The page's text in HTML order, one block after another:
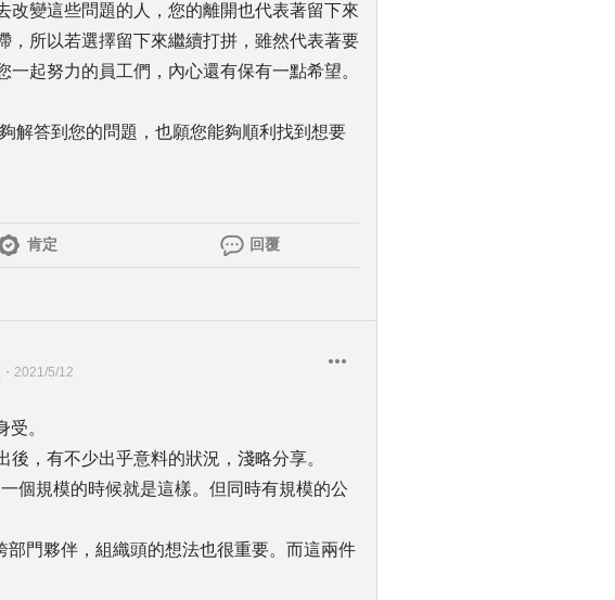
改變這些問題的人，您的離開也代表著留下來
，所以若選擇留下來繼續打拼，雖然代表著要
起努力的員工們，內心還有保有一點希望。
解答到您的問題，也願您能夠順利找到想要
肯定 回覆
・ 2021/5/12
。
，有不少出乎意料的狀況，淺略分享。
個規模的時候就是這樣。但同時有規模的公
門夥伴，組織頭的想法也很重要。而這兩件